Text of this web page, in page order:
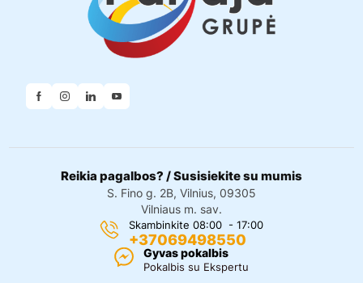
Reikia pagalbos? / Susisiekite su mumis
S. Fino g. 2B, Vilnius, 09305
Vilniaus m. sav.
Skambinkite 08:00 - 17:00
+37069498550
Gyvas pokalbis
Pokalbis su Ekspertu